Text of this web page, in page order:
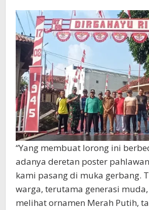
“Yang membuat lorong ini
adanya deretan poster
kami pasang di muka gerbang.
warga, terutama generasi
melihat ornamen Merah Putih,